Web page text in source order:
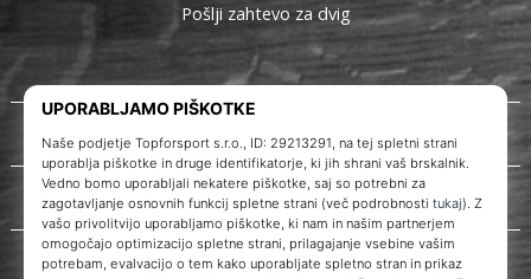
O nas
Storitve za stranke
Pošlji zahtevo za dvig